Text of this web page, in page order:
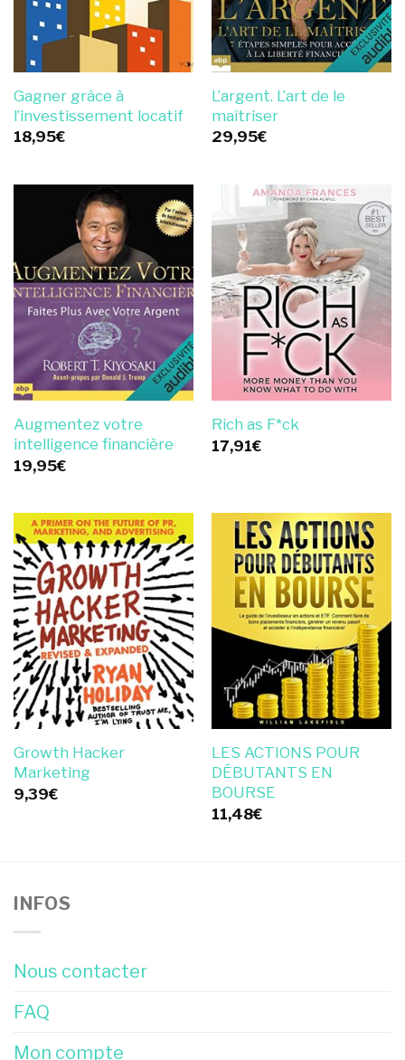
Gagner grâce à
l’investissement locatif
18,95€
L’argent. L’art de le
maîtriser
29,95€
Augmentez votre
intelligence financière
19,95€
Rich as F*ck
17,91€
Growth Hacker
Marketing
9,39€
LES ACTIONS POUR
DÉBUTANTS EN
BOURSE
11,48€
INFOS
Nous contacter
FAQ
Mon compte